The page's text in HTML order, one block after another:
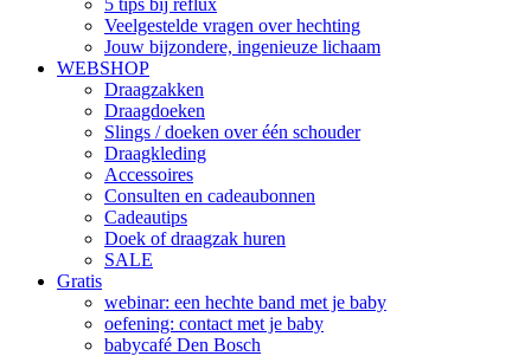
5 tips bij reflux
Veelgestelde vragen over hechting
Jouw bijzondere, ingenieuze lichaam
WEBSHOP
Draagzakken
Draagdoeken
Slings / doeken over één schouder
Draagkleding
Accessoires
Consulten en cadeaubonnen
Cadeautips
Doek of draagzak huren
SALE
Gratis
webinar: een hechte band met je baby
oefening: contact met je baby
babycafé Den Bosch